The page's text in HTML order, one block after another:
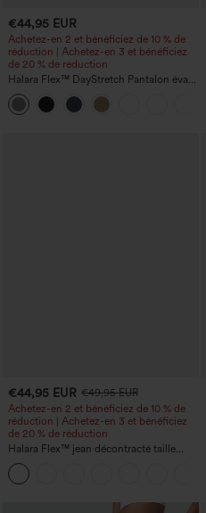
€44,95 EUR
Achetez-en 2 et bénéficiez de 10 % de
réduction | Achetez-en 3 et bénéficiez
de 20 % de réduction
Halara Flex™ DayStretch Pantalon évasé
taille haute à poches pour le travail
€44,95 EUR €49,95 EUR
Achetez-en 2 et bénéficiez de 10 % de
réduction | Achetez-en 3 et bénéficiez
de 20 % de réduction
Halara Flex™ jean décontracté taille
haute, large, avec poches, ourlet
retroussé et effet délavé